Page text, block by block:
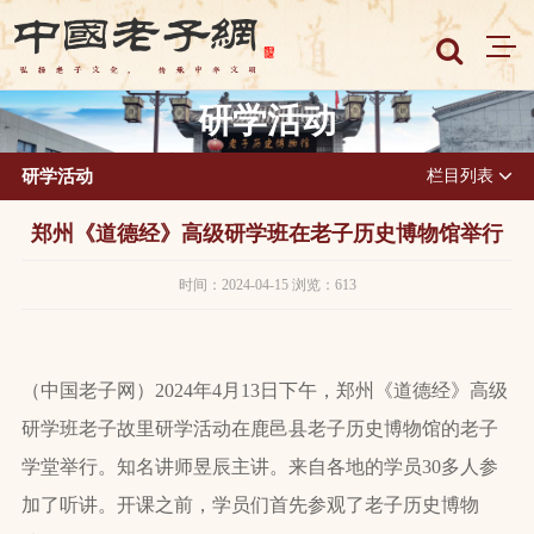
研学活动
研学活动 栏目列表
郑州《道德经》高级研学班在老子历史博物馆举行
时间：2024-04-15 浏览：613
（中国老子网）2024年4月13日下午，郑州《道德经》高级
研学班老子故里研学活动在鹿邑县老子历史博物馆的老子
学堂举行。知名讲师昱辰主讲。来自各地的学员30多人参
加了听讲。开课之前，学员们首先参观了老子历史博物